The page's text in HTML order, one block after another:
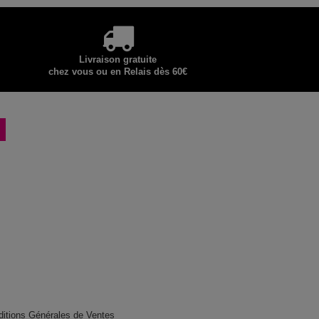
Livraison gratuite
chez vous ou en Relais dès 60€
Générales de Ventes